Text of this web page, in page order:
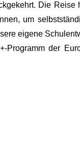
Die Reise
um
eigene
der